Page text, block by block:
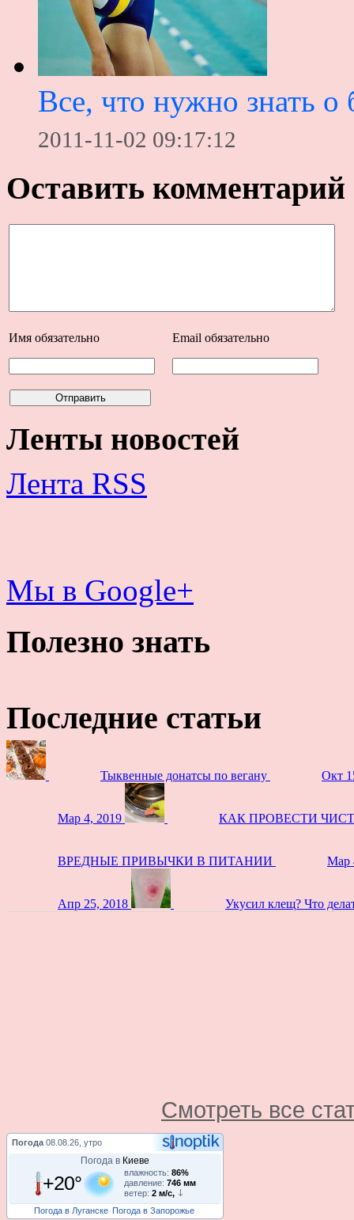
Все, что нужно знать о
2011-11-02 09:17:12
Оставить комментарий
Имя обязательно Email обязательно
Ленты новостей
Лента RSS
Мы в Google+
Полезно знать
Последние статьи
Тыквенные донатсы по вегану Окт
Мар 4, 2019 КАК ПРОВЕСТИ
ВРЕДНЫЕ ПРИВЫЧКИ В ПИТАНИИ Мар
Апр 25, 2018 Укусил клещ? Что
Смотреть все
Погода 08.08.26, утро
Погода в Киеве
+20° влажность: 86%
давление: 746 мм
ветер: 2 м/с,
Погода в Луганске Погода в Запорожье